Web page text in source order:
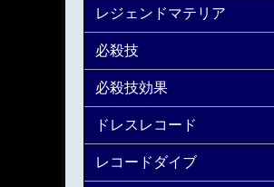
レジェンドマテリア
必殺技
必殺技効果
ドレスレコード
レコードダイブ